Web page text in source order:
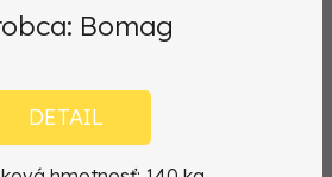
Bomag
DETAIL